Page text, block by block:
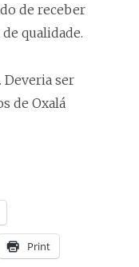
de receber
qualidade.
Deveria ser
de Oxalá
Print